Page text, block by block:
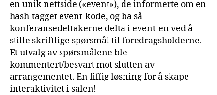
en unik nettside («event»), de informerte om en
hash-tagget event-kode, og ba så
konferansedeltakerne delta i event-en ved å
stille skriftlige spørsmål til foredragsholderne.
Et utvalg av spørsmålene ble
kommentert/besvart mot slutten av
arrangementet. En fiffig løsning for å skape
interaktivitet i salen!